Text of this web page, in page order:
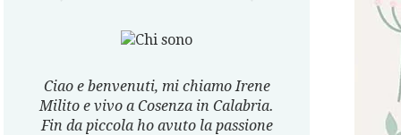
Ciao e benvenuti, mi chiamo Irene
Milito e vivo a Cosenza in Calabria.
Fin da piccola ho avuto la passione